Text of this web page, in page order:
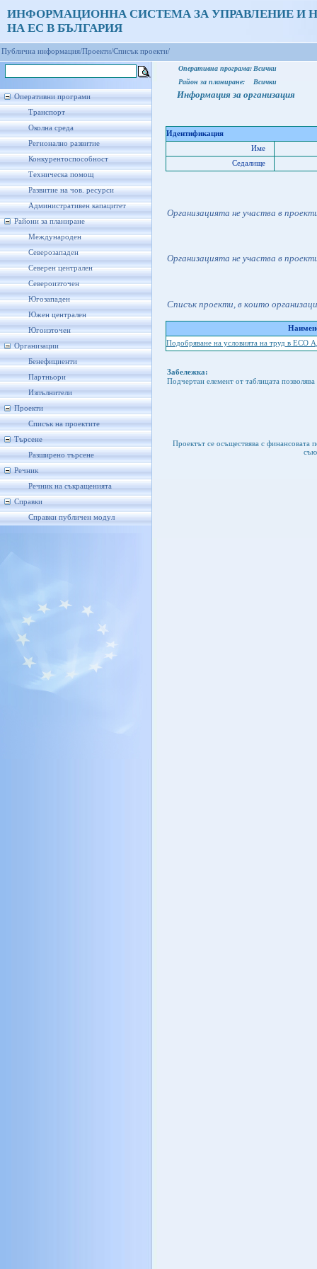
ИНФОРМАЦИОННА СИСТЕМА ЗА УПРАВЛЕНИЕ И
НА ЕС В БЪЛГАРИЯ
Публична информация/Проекти/Списък проекти/
Оперативни програми
Транспорт
Околна среда
Регионално развитие
Конкурентоспособност
Техническа помощ
Развитие на чов. ресурси
Административен капацитет
Райони за планиране
Международен
Северозападен
Северен централен
Североизточен
Югозападен
Южен централен
Югоизточен
Организации
Бенефициенти
Партньори
Изпълнители
Проекти
Списък на проектите
Търсене
Разширено търсене
Речник
Речник на съкращенията
Справки
Справки публичен модул
Оперативна програма: Всички
Район за планиране:
Всички
Информация за организация
Идентификация
Име
Седалище
Организацията не участва в
Организацията не участва в
Списък проекти, в които
Подобряване на условията на труд в ЕСО
Забележка:
Подчертан елемент от таблицата
Проектът се осъществява с финансовата